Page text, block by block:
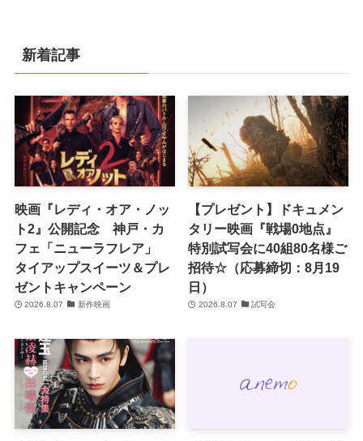
新着記事
映画『レディ・オア・ノッ
ト2』公開記念 神戸・カ
フェ「ニューラフレア」
タイアップスイーツ＆プレ
ゼントキャンペーン
2026.8.07 新作映画
【プレゼント】ドキュメン
タリー映画『戦場0地点』
特別試写会に40組80名様ご
招待☆（応募締切：8月19
日）
2026.8.07 試写会